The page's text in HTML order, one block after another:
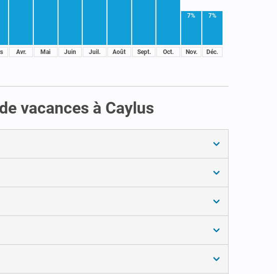
Avr. Mai Juin Juil. Août Sept. Oct.
7%
Nov.
7%
Déc.
vacances à Caylus